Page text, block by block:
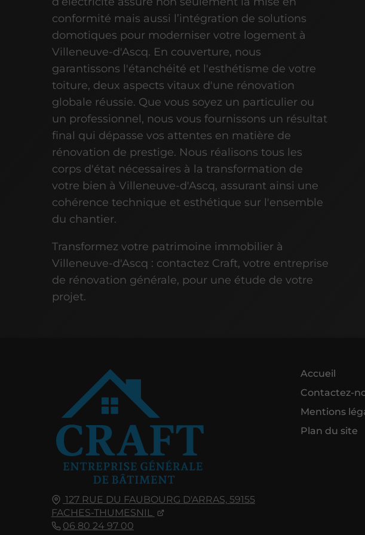
conformité mais aussi l’intégration de solutions
domotiques pour moderniser votre logement à
Villeneuve-d'Ascq. En couverture, nous
garantissons l'étanchéité et l'esthétisme de votre
toiture, deux aspects vitaux d'une rénovation
globale réussie. Que vous soyez un particulier ou
un professionnel, nous vous fournissons un résultat
final qui dépasse vos attentes en matière de
rénovation de prestige. Nous réalisons tous les
corps d'état nécessaires à la transformation de
votre bien à Villeneuve-d'Ascq, assurant ainsi une
cohérence technique et esthétique sur l'ensemble
du chantier.
Transformez votre patrimoine immobilier à
Villeneuve-d'Ascq : contactez Craft, votre entreprise
de rénovation générale, pour une étude de votre
projet.
127 RUE DU FAUBOURG D'ARRAS, 59155
FACHES-THUMESNIL
06 80 24 97 00
Accueil
Contactez-
Mentions
Plan du site